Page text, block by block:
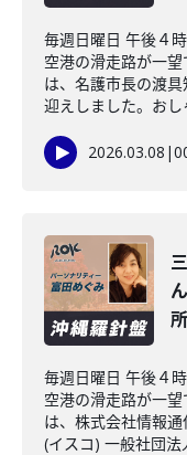
毎週日曜日 午後４
空港の滑走路が一
は、名護市長の渡
迎えしました。おし
2026.03.08 |
毎週日曜日 午後４
空港の滑走路が一
は、株式会社情報
(イスコ) 一般社団法